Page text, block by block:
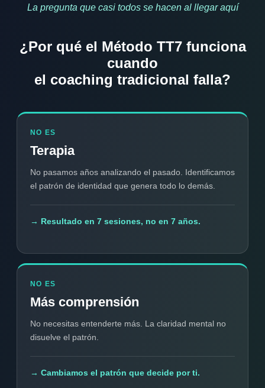
La pregunta que casi todos se hacen al llegar aquí
¿Por qué el Método TT7 funciona
cuando
el coaching tradicional falla?
NO ES
Terapia
No pasamos años analizando el pasado. Identificamos
el patrón de identidad que genera todo lo demás.
→ Resultado en 7 sesiones, no en 7 años.
NO ES
Más comprensión
No necesitas entenderte más. La claridad mental no
disuelve el patrón.
→ Cambiamos el patrón que decide por ti.